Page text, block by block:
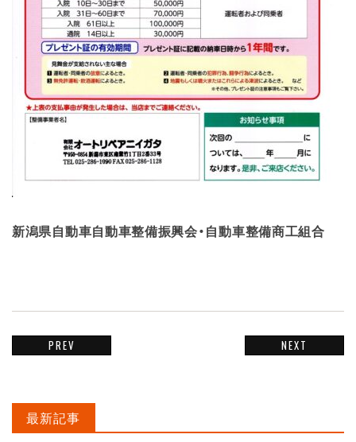
新潟県自動車自動車整備振興会・自動車整備商工組合
PREV NEXT
最新記事